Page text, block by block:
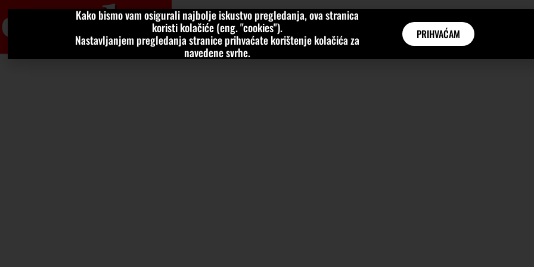
VIJESTI KOLUMNE KATEGORIJE INTERVJUI AKTUALNO
Kako bismo vam osigurali najbolje iskustvo pregledanja, ova stranica
koristi kolačiće (eng. "cookies").
Nastavljanjem pregledanja stranice prihvaćate korištenje kolačića za
navedene svrhe.
PRIHVAĆAM